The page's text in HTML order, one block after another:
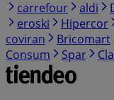
carrefour
aldi
eroski
Hipercor
coviran
Bricomart
Consum
Spar